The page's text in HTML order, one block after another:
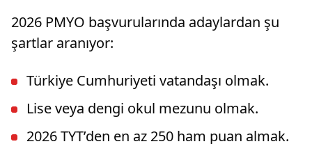
2026 PMYO başvurularında adaylardan şu
şartlar aranıyor:
Türkiye Cumhuriyeti vatandaşı olmak.
Lise veya dengi okul mezunu olmak.
2026 TYT’den en az 250 ham puan almak.